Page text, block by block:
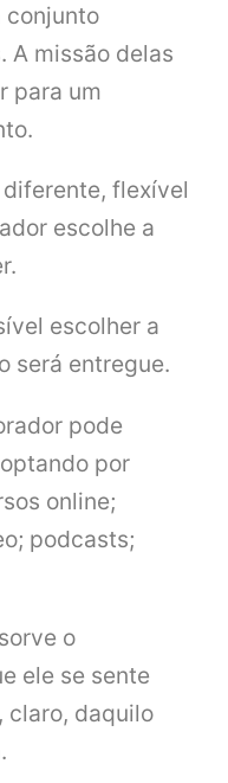
conjunto
A missão delas
para um
flexível
escolhe a
escolher a
será entregue.
pode
por
online;
podcasts;
o
ele se sente
claro, daquilo